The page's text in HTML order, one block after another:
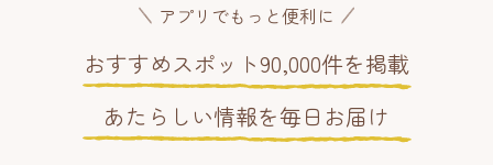
アプリでもっと便利に
おすすめスポット90,000件を掲載
あたらしい情報を毎日お届け